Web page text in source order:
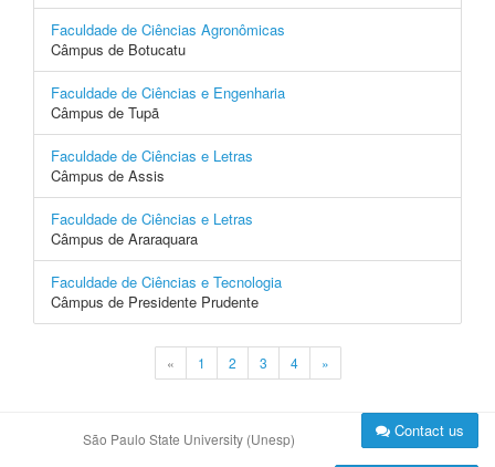
Faculdade de Ciências Agronômicas
Câmpus de Botucatu
Faculdade de Ciências e Engenharia
Câmpus de Tupã
Faculdade de Ciências e Letras
Câmpus de Assis
Faculdade de Ciências e Letras
Câmpus de Araraquara
Faculdade de Ciências e Tecnologia
Câmpus de Presidente Prudente
« 1 2 3 4 »
São Paulo State University (Unesp) Contact us